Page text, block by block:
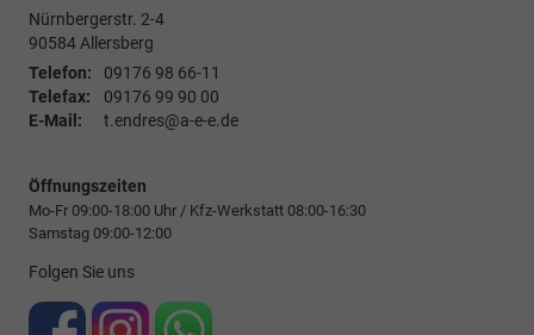
Nürnbergerstr. 2-4
90584Allersberg
Telefon:
09176 98 66-11
Telefax:
09176 99 90 00
E-Mail:
t.endres@a-e-e.de
Öffnungszeiten
Mo-Fr 09:00-18:00 Uhr / Kfz-Werkstatt 08:00-16:30
Samstag 09:00-12:00
Folgen Sie uns